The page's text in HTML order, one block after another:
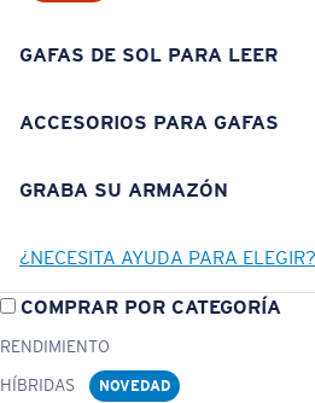
GAFAS DE SOL PARA LEER
ACCESORIOS PARA GAFAS
GRABA SU ARMAZÓN
¿NECESITA AYUDA PARA ELEGIR?
COMPRAR POR CATEGORÍA
RENDIMIENTO
HÍBRIDAS
NOVEDAD